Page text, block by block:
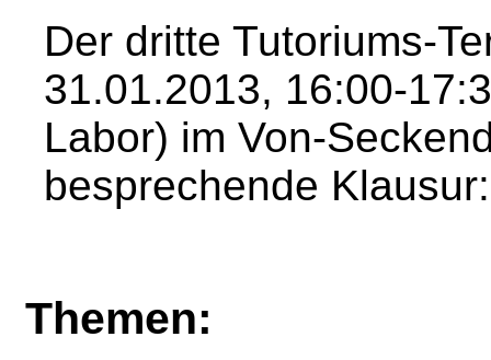
Der dritte Tutoriums-
31.01.2013, 16:00-
Labor) im Von-
besprechende
Themen: